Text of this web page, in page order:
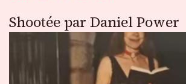
Shootée par Daniel Power